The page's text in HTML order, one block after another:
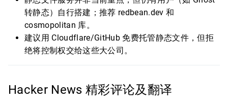
转静态）自行搭建；推荐 redbean.dev 和
cosmopolitan 库。
建议用 Cloudflare/GitHub 免费托管静态文件，但拒
绝将控制权交给这些大公司。
Hacker News 精彩评论及翻译